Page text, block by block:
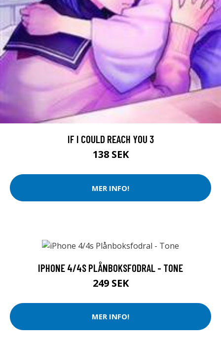
IF I COULD REACH YOU 3
138 SEK
MER INFO!
IPHONE 4/4S PLÅNBOKSFODRAL - TONE
249 SEK
MER INFO!